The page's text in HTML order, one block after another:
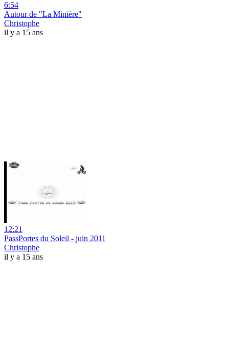
6:54
Autour de "La Minière"
Christophe
il y a 15 ans
12:21
PassPortes du Soleil - juin 2011
Christophe
il y a 15 ans